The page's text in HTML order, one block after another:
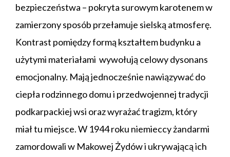
bezpieczeństwa – pokryta surowym karotenem w
zamierzony sposób przełamuje sielską atmosferę.
Kontrast pomiędzy formą kształtem budynku a
użytymi materiałami wywołują celowy dysonans
emocjonalny. Mają jednocześnie nawiązywać do
ciepła rodzinnego domu i przedwojennej tradycji
podkarpackiej wsi oraz wyrażać tragizm, który
miał tu miejsce. W 1944 roku niemieccy żandarmi
zamordowali w Makowej Żydów i ukrywającą ich